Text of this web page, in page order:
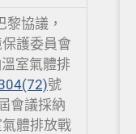
協議，
護委員會
室氣體排
號
會議採納
氣體排放戰